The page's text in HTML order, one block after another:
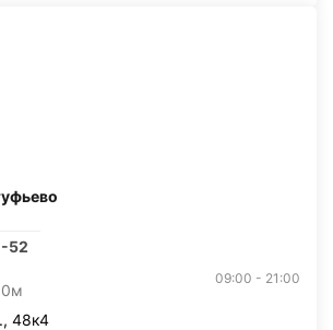
52
09:00 - 21:00
48к4